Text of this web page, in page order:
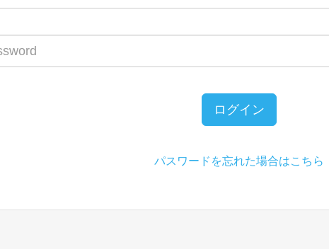
ログイン
パスワードを忘れた場合はこちら